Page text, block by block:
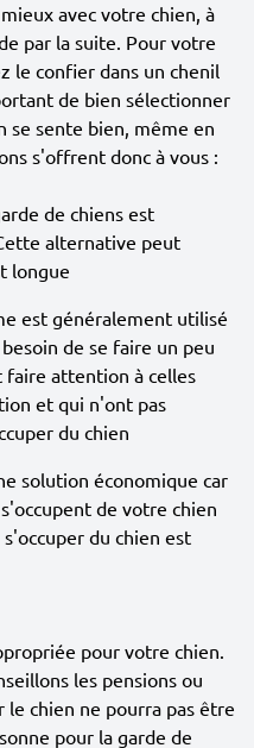
avec votre chien, à
par la suite. Pour votre
le confier dans un chenil
de bien sélectionner
se sente bien, même en
s'offrent donc à vous :
de chiens est
alternative peut
longue
est généralement utilisé
de se faire un peu
attention à celles
et qui n'ont pas
du chien
solution économique car
de votre chien
du chien est
pour votre chien.
les pensions ou
chien ne pourra pas être
pour la garde de